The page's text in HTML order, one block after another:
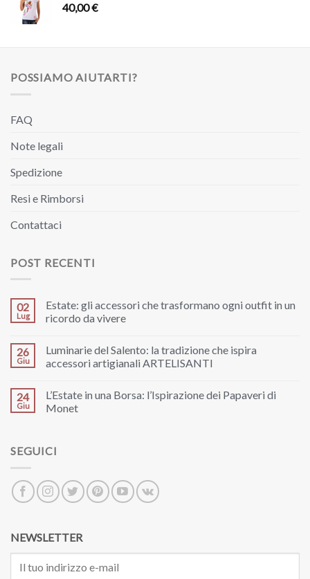
40,00€
POSSIAMO AIUTARTI?
FAQ
Note legali
Spedizione
Resi e Rimborsi
Contattaci
POST RECENTI
02
Lug
Estate: gli accessori che trasformano ogni outfit in un
ricordo da vivere
26
Giu
Luminarie del Salento: la tradizione che ispira
accessori artigianali ARTELISANTI
24
Giu
L’Estate in una Borsa: l’Ispirazione dei Papaveri di
Monet
SEGUICI
NEWSLETTER